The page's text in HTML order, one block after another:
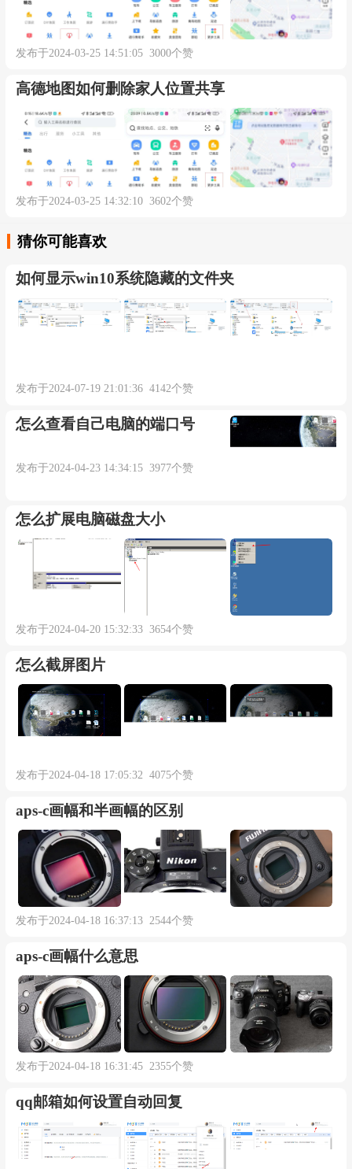
本内容部分来源于网络，谨供免费学习使用，如有侵权，可
以通过邮箱juexin@juexinw.com联系我们删除！
发布于2024-03-25 14:51:05 3000个赞
高德地图如何删除家人位置共享
发布于2024-03-25 14:32:10 3602个赞
猜你可能喜欢
如何显示win10系统隐藏的文件夹
发布于2024-07-19 21:01:36 4142个赞
怎么查看自己电脑的端口号
发布于2024-04-23 14:34:15 3977个赞
怎么扩展电脑磁盘大小
发布于2024-04-20 15:32:33 3654个赞
怎么截屏图片
发布于2024-04-18 17:05:32 4075个赞
aps-c画幅和半画幅的区别
发布于2024-04-18 16:37:13 2544个赞
aps-c画幅什么意思
发布于2024-04-18 16:31:45 2355个赞
qq邮箱如何设置自动回复